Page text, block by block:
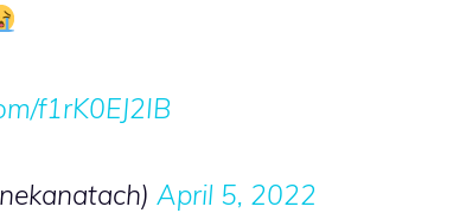
f1rK0EJ2IB
April 5, 2022